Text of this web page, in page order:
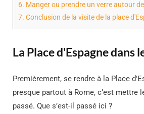
6. Manger ou prendre un verre autour
7. Conclusion de la visite de la place
La Place d'Espagne dans
Premièrement, se rendre à la Place
presque partout à Rome, c’est mettre
passé. Que s’est-il passé ici ?